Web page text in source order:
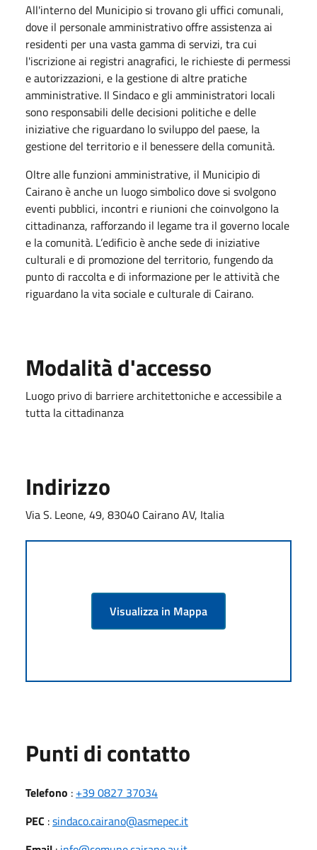
All'interno del Municipio si trovano gli uffici comunali,
dove il personale amministrativo offre assistenza ai
residenti per una vasta gamma di servizi, tra cui
l'iscrizione ai registri anagrafici, le richieste di permessi
e autorizzazioni, e la gestione di altre pratiche
amministrative. Il Sindaco e gli amministratori locali
sono responsabili delle decisioni politiche e delle
iniziative che riguardano lo sviluppo del paese, la
gestione del territorio e il benessere della comunità.
Oltre alle funzioni amministrative, il Municipio di
Cairano è anche un luogo simbolico dove si svolgono
eventi pubblici, incontri e riunioni che coinvolgono la
cittadinanza, rafforzando il legame tra il governo locale
e la comunità. L’edificio è anche sede di iniziative
culturali e di promozione del territorio, fungendo da
punto di raccolta e di informazione per le attività che
riguardano la vita sociale e culturale di Cairano.
Modalità d'accesso
Luogo privo di barriere architettoniche e accessibile a
tutta la cittadinanza
Indirizzo
Via S. Leone, 49, 83040 Cairano AV, Italia
Visualizza in Mappa
Punti di contatto
Telefono : +39 0827 37034
PEC :sindaco.cairano@asmepec.it